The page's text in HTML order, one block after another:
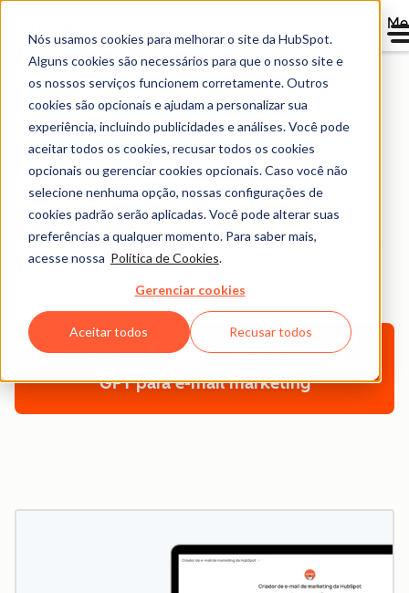
Nós usamos cookies para melhorar o site da HubSpot.
Alguns cookies são necessários para que o nosso site e
os nossos serviços funcionem corretamente. Outros
cookies são opcionais e ajudam a personalizar sua
experiência, incluindo publicidades e análises. Você pode
aceitar todos os cookies, recusar todos os cookies
opcionais ou gerenciar cookies opcionais. Caso você não
selecione nenhuma opção, nossas configurações de
cookies padrão serão aplicadas. Você pode alterar suas
preferências a qualquer momento. Para saber mais,
acesse nossa Política de Cookies.
Gerenciar cookies
Aceitar todos Recusar todos
GPT para e-mail
marketing
Transforme suas campanhas de e-mail usando o
ChatGPT para e-mail marketing. Economize tempo,
aumente o engajamento e gere conversões com
apenas alguns cliques.
Comece a usar agoraComece a usar o
GPT para e-mail marketing